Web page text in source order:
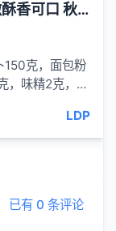
香炸萝卜鱼 此菜形似萝卜外酥里嫩酥香可口 秋季家常菜
150克，面包粉
，味精2克，葱
LDP
已有 0 条评论